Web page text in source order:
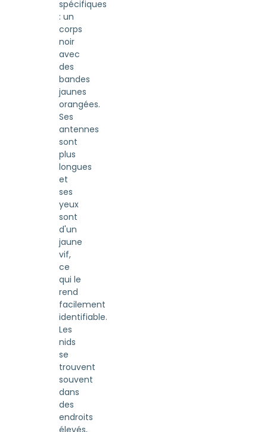
spécifiques
: un
corps
noir
avec
des
bandes
jaunes
orangées.
Ses
antennes
sont
plus
longues
et
ses
yeux
sont
d'un
jaune
vif,
ce
qui le
rend
facilement
identifiable.
Les
nids
se
trouvent
souvent
dans
des
endroits